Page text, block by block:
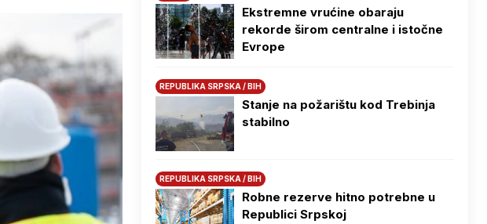
Ekstremne vrućine obaraju
rekorde širom centralne i istočne
Evrope
REPUBLIKA SRPSKA / BIH
Stanje na požarištu kod Trebinja
stabilno
REPUBLIKA SRPSKA / BIH
Robne rezerve hitno potrebne u
Republici Srpskoj